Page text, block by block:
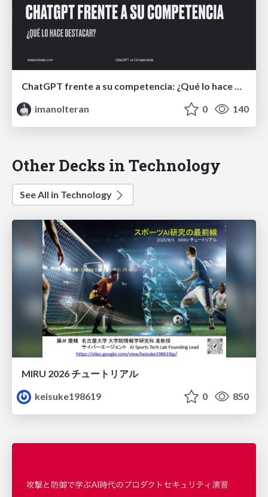
ChatGPT frente a su competencia: ¿Qué lo hace destacar?
imanolteran
0 140
Other Decks in Technology
See All in Technology
MIRU 2026 チュートリアル
keisuke198619
0 850